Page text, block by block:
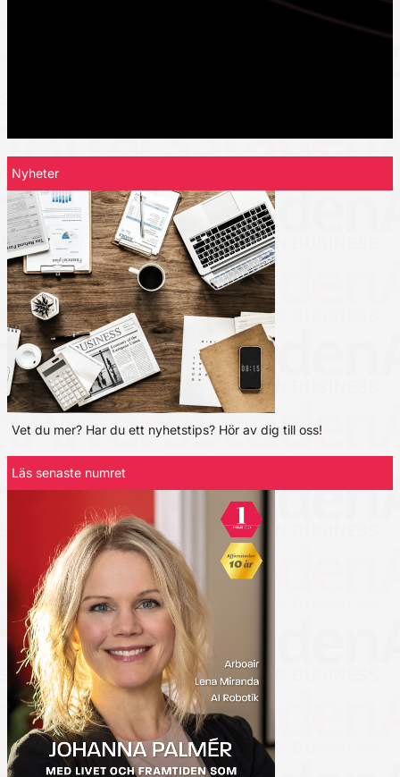
Nyheter
Vet du mer? Har du ett nyhetstips? Hör av dig till oss!
Läs senaste numret